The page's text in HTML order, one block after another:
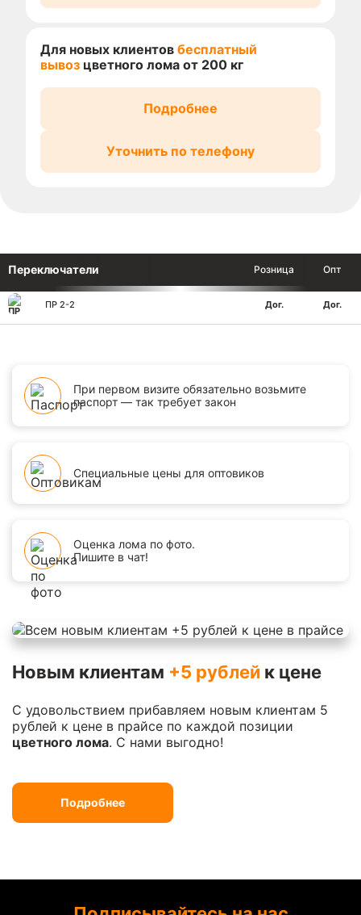
Для новых клиентов бесплатный
вывоз цветного лома от 200 кг
Подробнее
Уточнить по телефону
Переключатели Розница Опт
ПР 2-2 Дог. Дог.
При первом визите обязательно возьмите
паспорт — так требует закон
Специальные цены для оптовиков
Оценка лома по фото.
Пишите в чат!
Новым клиентам +5 рублей к цене
С удовольствием прибавляем новым клиентам 5
рублей к цене в прайсе по каждой позиции
цветного лома. С нами выгодно!
Подробнее